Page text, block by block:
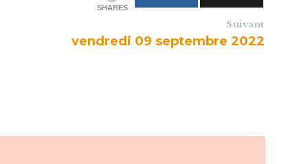
SHARES
Suivant
vendredi 09 septembre 2022